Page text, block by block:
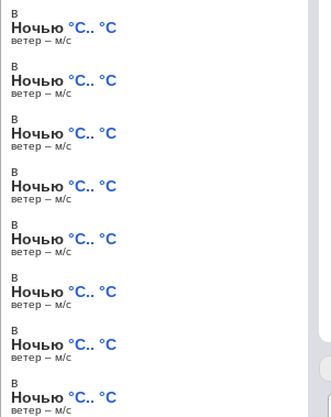
в
Ночью °C.. °C
ветер – м/c
в
Ночью °C.. °C
ветер – м/c
в
Ночью °C.. °C
ветер – м/c
в
Ночью °C.. °C
ветер – м/c
в
Ночью °C.. °C
ветер – м/c
в
Ночью °C.. °C
ветер – м/c
в
Ночью °C.. °C
ветер – м/c
в
Ночью °C.. °C
ветер – м/c